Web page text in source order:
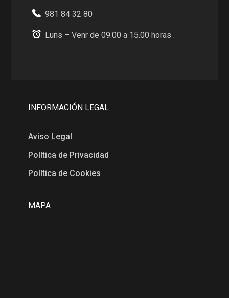
981 84 32 80
Luns – Venr de 09.00 a 15.00 horas .
INFORMACIÓN LEGAL
Aviso Legal
Política de Privacidad
Política de Cookies
MAPA